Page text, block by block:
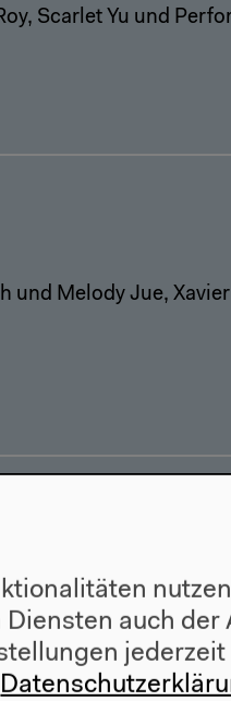
Scarlet Yu und
Melody Jue, Xavier
auch
jederzeit